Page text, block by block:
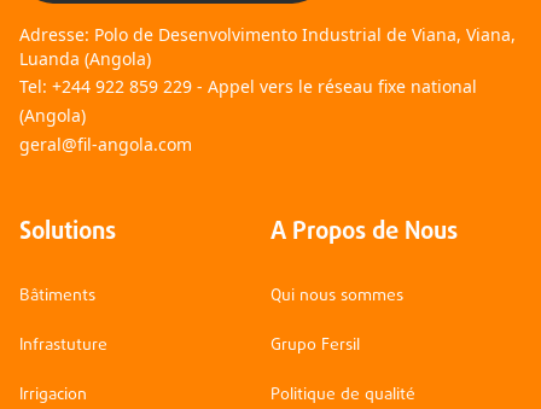
Adresse: Polo de Desenvolvimento Industrial de Viana, Viana,
Luanda (Angola)
Tel: +244 922 859 229 - Appel vers le réseau fixe national
(Angola)
geral@fil-angola.com
Solutions
Bâtiments
Infrastuture
Irrigacion
A Propos de Nous
Qui nous sommes
Grupo Fersil
Politique de qualité